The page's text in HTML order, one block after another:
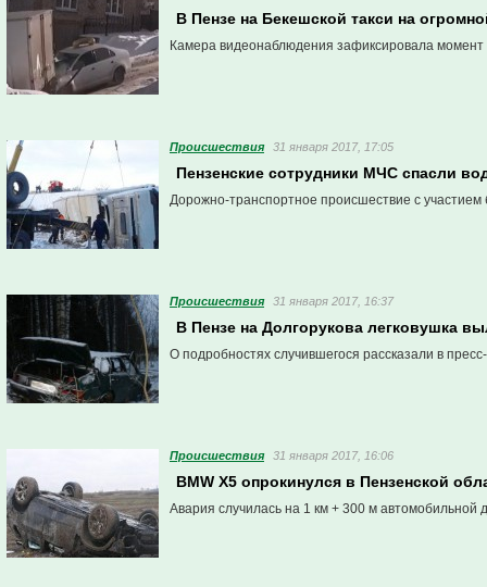
В Пензе на Бекешской такси на
Камера видеонаблюдения зафиксировала
Проиcшествия 31 января 2017, 17:05
Пензенские сотрудники МЧС спасли
Дорожно-транспортное происшествие с
Проиcшествия 31 января 2017, 16:37
В Пензе на Долгорукова легковушка
О подробностях случившегося рассказали в
Проиcшествия 31 января 2017, 16:06
ВMW X5 опрокинулся в Пензенской
Авария случилась на 1 км + 300 м автомобильной